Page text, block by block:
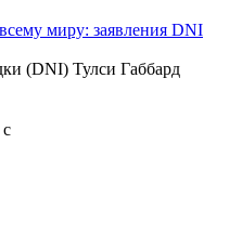
миру: заявления DNI
(DNI) Тулси Габбард